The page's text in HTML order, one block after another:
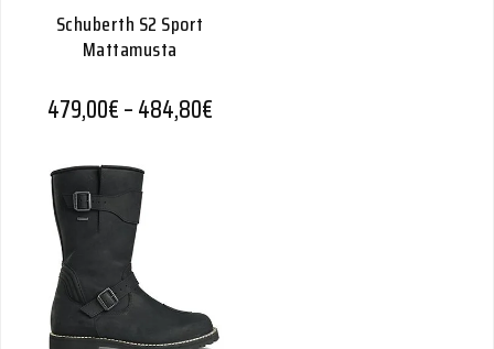
Schuberth S2 Sport
Mattamusta
479,00€–484,80€Hintaluokka: 479,00€ - 484,80€